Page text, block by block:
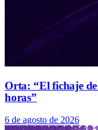
Orta: “El fichaje
horas”
6 de agosto de 2026